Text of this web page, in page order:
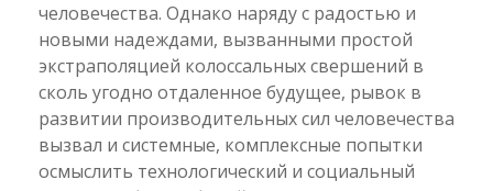
человечества. Однако наряду с радостью и
новыми надеждами, вызванными простой
экстраполяцией колоссальных свершений в
сколь угодно отдаленное будущее, рывок в
развитии производительных сил человечества
вызвал и системные, комплексные попытки
осмыслить технологический и социальный